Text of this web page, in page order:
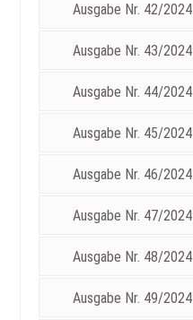
Ausgabe Nr. 42/2024
Ausgabe Nr. 43/2024
Ausgabe Nr. 44/2024
Ausgabe Nr. 45/2024
Ausgabe Nr. 46/2024
Ausgabe Nr. 47/2024
Ausgabe Nr. 48/2024
Ausgabe Nr. 49/2024